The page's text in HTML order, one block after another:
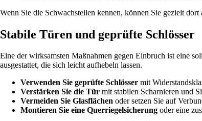
Wenn Sie die Schwachstellen kennen, können Sie gezielt
Stabile Türen und geprüfte Schlösser
Eine der wirksamsten Maßnahmen gegen Einbruch ist eine
ausgestattet, die sich leicht aufhebeln lassen.
Verwenden Sie geprüfte Schlösser mit
Verstärken Sie die Tür mit stabilen Scharnieren und
Vermeiden Sie Glasflächen oder setzen Sie auf
Montieren Sie eine Querriegelsicherung oder eine